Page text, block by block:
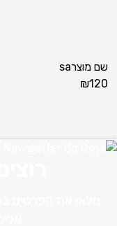
שם מוצרsa
₪120